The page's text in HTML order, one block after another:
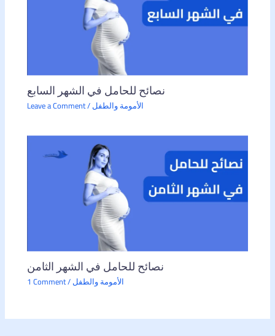
نصائح للحامل في الشهر السابع
Leave a Comment/الأمومة والطفل
نصائح للحامل في الشهر الثامن
1 Comment/الأمومة والطفل